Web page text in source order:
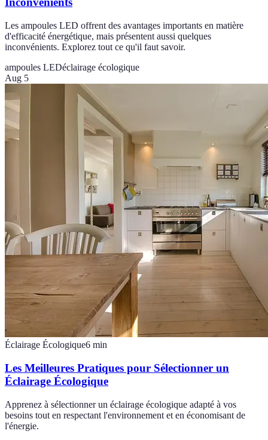
Les ampoules LED offrent des avantages importants en matière
d'efficacité énergétique, mais présentent aussi quelques
inconvénients. Explorez tout ce qu'il faut savoir.
ampoules LEDéclairage écologique
Aug 5
Éclairage Écologique6 min
Les Meilleures Pratiques pour Sélectionner un
Éclairage Écologique
Apprenez à sélectionner un éclairage écologique adapté à vos
besoins tout en respectant l'environnement et en économisant de
l'énergie.